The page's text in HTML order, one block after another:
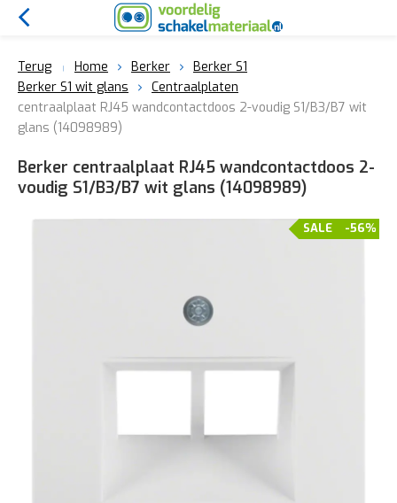
Terug Home Berker
Berker S1
Berker S1 wit glans
Centraalplaten
centraalplaat RJ45 wandcontactdoos 2-voudig S1/B3/B7 wit
glans (14098989)
Berker centraalplaat RJ45 wandcontactdoos 2-
voudig S1/B3/B7 wit glans (14098989)
-56%
SALE